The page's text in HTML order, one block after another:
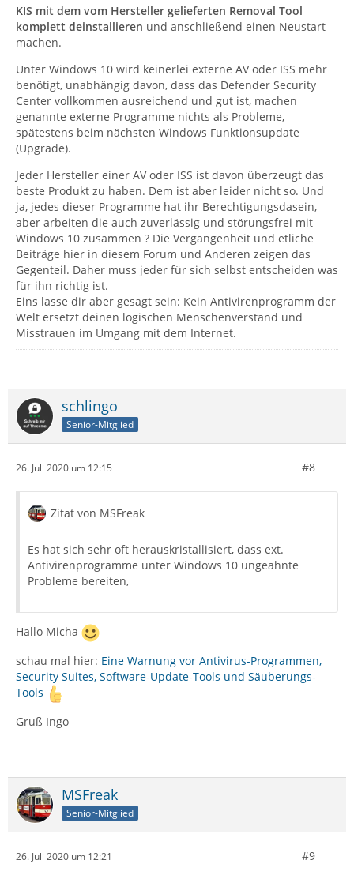
KIS mit dem vom Hersteller gelieferten Removal Tool
komplett deinstallieren und anschließend einen Neustart
machen.
Unter Windows 10 wird keinerlei externe AV oder ISS mehr
benötigt, unabhängig davon, dass das Defender Security
Center vollkommen ausreichend und gut ist, machen
genannte externe Programme nichts als Probleme,
spätestens beim nächsten Windows Funktionsupdate
(Upgrade).
Jeder Hersteller einer AV oder ISS ist davon überzeugt das
beste Produkt zu haben. Dem ist aber leider nicht so. Und
ja, jedes dieser Programme hat ihr Berechtigungsdasein,
aber arbeiten die auch zuverlässig und störungsfrei mit
Windows 10 zusammen ? Die Vergangenheit und etliche
Beiträge hier in diesem Forum und Anderen zeigen das
Gegenteil. Daher muss jeder für sich selbst entscheiden was
für ihn richtig ist.
Eins lasse dir aber gesagt sein: Kein Antivirenprogramm der
Welt ersetzt deinen logischen Menschenverstand und
Misstrauen im Umgang mit dem Internet.
schlingo
Senior-Mitglied
26. Juli 2020 um 12:15 #8
Zitat von MSFreak
Es hat sich sehr oft herauskristallisiert, dass ext.
Antivirenprogramme unter Windows 10 ungeahnte
Probleme bereiten,
Hallo Micha
schau mal hier: Eine Warnung vor Antivirus-Programmen,
Security Suites, Software-Update-Tools und Säuberungs-
Tools
Gruß Ingo
MSFreak
Senior-Mitglied
26. Juli 2020 um 12:21 #9